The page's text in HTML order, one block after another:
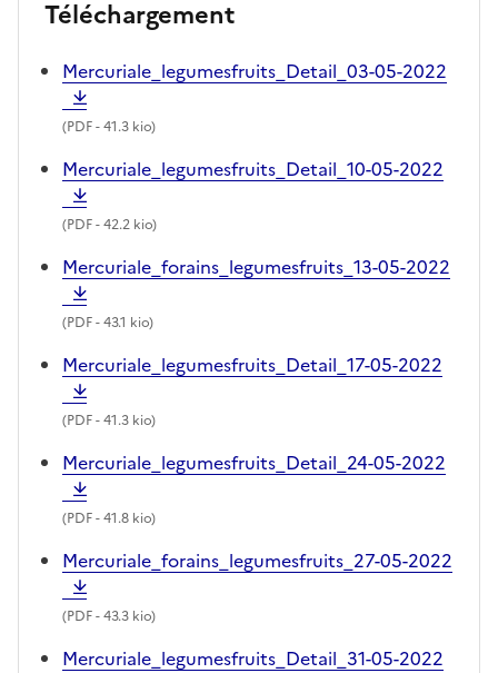
Téléchargement
Mercuriale_legumesfruits_Detail_03-05-2022
(PDF- 41.3 kio)
Mercuriale_legumesfruits_Detail_10-05-2022
(PDF- 42.2 kio)
Mercuriale_forains_legumesfruits_13-05-2022
(PDF- 43.1 kio)
Mercuriale_legumesfruits_Detail_17-05-2022
(PDF- 41.3 kio)
Mercuriale_legumesfruits_Detail_24-05-2022
(PDF- 41.8 kio)
Mercuriale_forains_legumesfruits_27-05-2022
(PDF- 43.3 kio)
Mercuriale_legumesfruits_Detail_31-05-2022